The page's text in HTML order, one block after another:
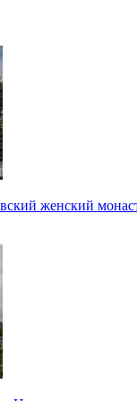
женский